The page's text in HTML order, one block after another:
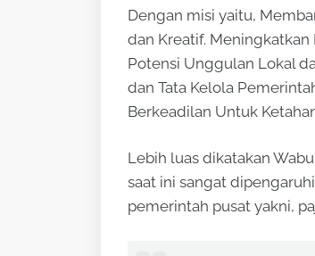
Dengan misi yaitu,
dan Kreatif.
Potensi Unggulan Lokal
dan Tata Kelola
Berkeadilan Untuk
Lebih luas dikatakan
saat ini sangat
pemerintah pusat yakni,